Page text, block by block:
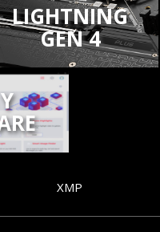
LIGHTNING
GEN 4
XMP